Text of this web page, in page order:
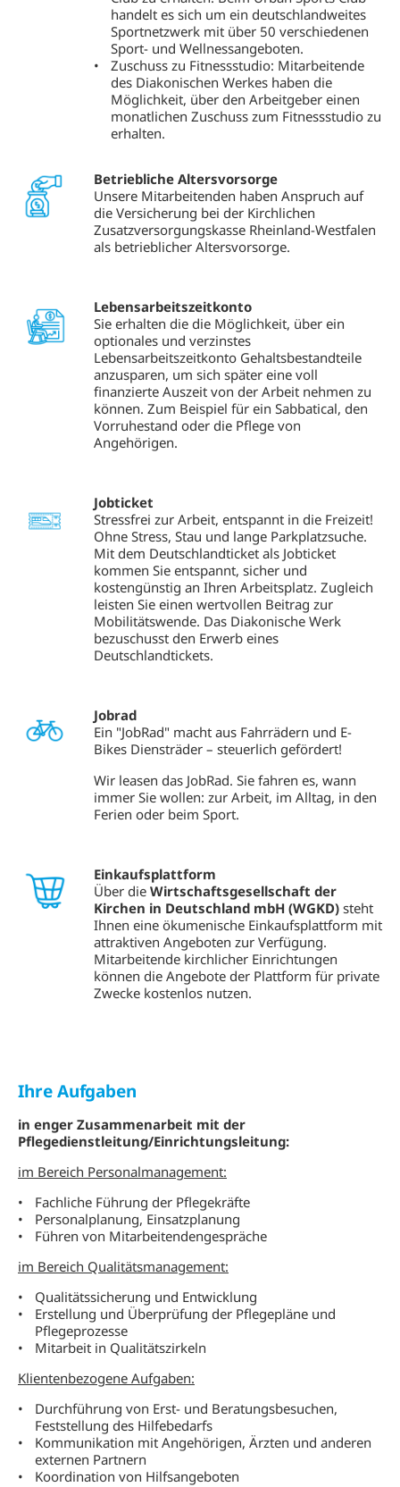
handelt es sich um ein deutschlandweites
Sportnetzwerk mit über 50 verschiedenen
Sport- und Wellnessangeboten.
Zuschuss zu Fitnessstudio: Mitarbeitende
des Diakonischen Werkes haben die
Möglichkeit, über den Arbeitgeber einen
monatlichen Zuschuss zum Fitnessstudio zu
erhalten.
Betriebliche Altersvorsorge
Unsere Mitarbeitenden haben Anspruch auf
die Versicherung bei der Kirchlichen
Zusatzversorgungskasse Rheinland-Westfalen
als betrieblicher Altersvorsorge.
Lebensarbeitszeitkonto
Sie erhalten die die Möglichkeit, über ein
optionales und verzinstes
Lebensarbeitszeitkonto Gehaltsbestandteile
anzusparen, um sich später eine voll
finanzierte Auszeit von der Arbeit nehmen zu
können. Zum Beispiel für ein Sabbatical, den
Vorruhestand oder die Pflege von
Angehörigen.
Jobticket
Stressfrei zur Arbeit, entspannt in die Freizeit!
Ohne Stress, Stau und lange Parkplatzsuche.
Mit dem Deutschlandticket als Jobticket
kommen Sie entspannt, sicher und
kostengünstig an Ihren Arbeitsplatz. Zugleich
leisten Sie einen wertvollen Beitrag zur
Mobilitätswende. Das Diakonische Werk
bezuschusst den Erwerb eines
Deutschlandtickets.
Jobrad
Ein "JobRad" macht aus Fahrrädern und E-
Bikes Diensträder – steuerlich gefördert!
Wir leasen das JobRad. Sie fahren es, wann
immer Sie wollen: zur Arbeit, im Alltag, in den
Ferien oder beim Sport.
Einkaufsplattform
Über die Wirtschaftsgesellschaft der
Kirchen in Deutschland mbH (WGKD) steht
Ihnen eine ökumenische Einkaufsplattform mit
attraktiven Angeboten zur Verfügung.
Mitarbeitende kirchlicher Einrichtungen
können die Angebote der Plattform für private
Zwecke kostenlos nutzen.
Ihre Aufgaben
in enger Zusammenarbeit mit der
Pflegedienstleitung/Einrichtungsleitung:
im Bereich Personalmanagement:
Fachliche Führung der Pflegekräfte
Personalplanung, Einsatzplanung
Führen von Mitarbeitendengespräche
im Bereich Qualitätsmanagement:
Qualitätssicherung und Entwicklung
Erstellung und Überprüfung der Pflegepläne und
Pflegeprozesse
Mitarbeit in Qualitätszirkeln
Klientenbezogene Aufgaben:
Durchführung von Erst- und Beratungsbesuchen,
Feststellung des Hilfebedarfs
Kommunikation mit Angehörigen, Ärzten und anderen
externen Partnern
Koordination von Hilfsangeboten